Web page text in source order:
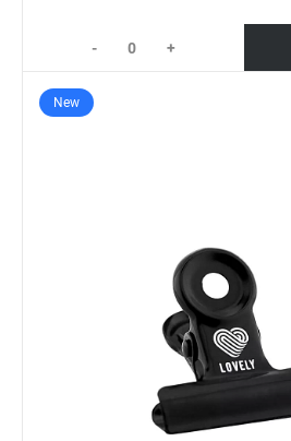
- +
New